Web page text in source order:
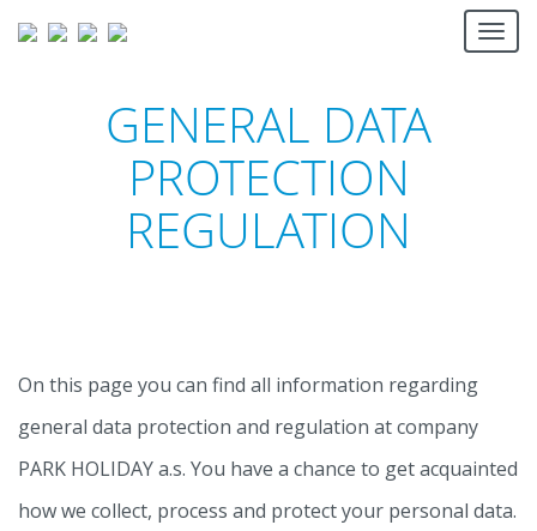
GENERAL DATA
PROTECTION
REGULATION
On this page you can find all information regarding
general data protection and regulation at company
PARK HOLIDAY a.s. You have a chance to get acquainted
how we collect, process and protect your personal data.